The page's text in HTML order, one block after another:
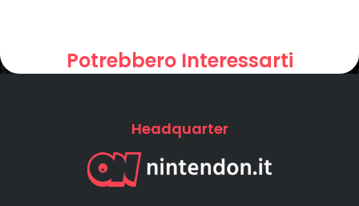
Potrebbero Interessarti
Headquarter